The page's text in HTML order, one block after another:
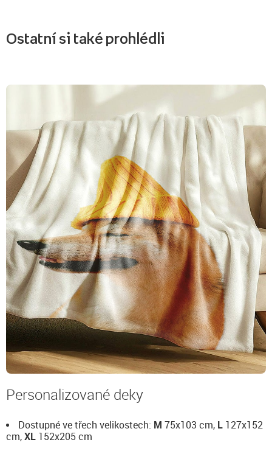
Ostatní si také prohlédli
Personalizované deky
Dostupné ve třech velikostech: M 75x103 cm, L 127x152
cm,XL 152x205 cm